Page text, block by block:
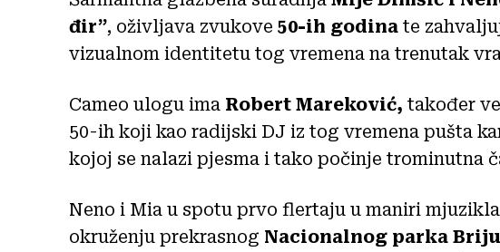
đir”, oživljava zvukove 50-ih godina te
vizualnom identitetu tog vremena na trenutak
Cameo ulogu ima Robert Mareković, također
50-ih koji kao radijski DJ iz tog vremena pušta
kojoj se nalazi pjesma i tako počinje trominutna
Neno i Mia u spotu prvo flertaju u maniri
okruženju prekrasnog Nacionalnog parka